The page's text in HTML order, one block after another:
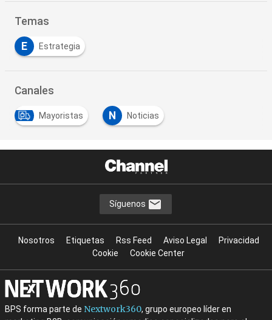
Temas
E Estrategia
Canales
Mayoristas N Noticias
Síguenos
Nosotros Etiquetas Rss Feed Aviso Legal
Privacidad
Cookie
Cookie Center
BPS forma parte de Nextwork360, grupo europeo líder en